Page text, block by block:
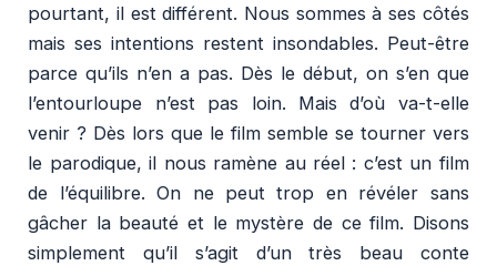
pourtant, il est différent. Nous sommes à ses côtés
mais ses intentions restent insondables. Peut-être
parce qu’ils n’en a pas. Dès le début, on s’en que
l’entourloupe n’est pas loin. Mais d’où va-t-elle
venir ? Dès lors que le film semble se tourner vers
le parodique, il nous ramène au réel : c’est un film
de l’équilibre. On ne peut trop en révéler sans
gâcher la beauté et le mystère de ce film. Disons
simplement qu’il s’agit d’un très beau conte